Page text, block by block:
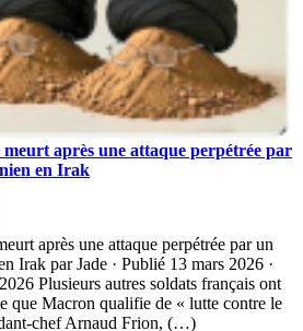
après une attaque perpétrée par
en Irak
après une attaque perpétrée par un
Irak par Jade · Publié 13 mars 2026 ·
Plusieurs autres soldats français ont
que Macron qualifie de « lutte contre le
chef Arnaud Frion, (…)